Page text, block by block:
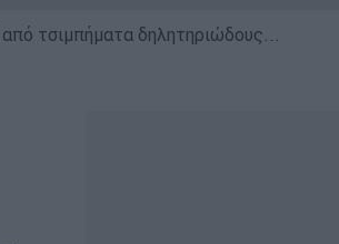
τσιμπήματα δηλητηριώδους...